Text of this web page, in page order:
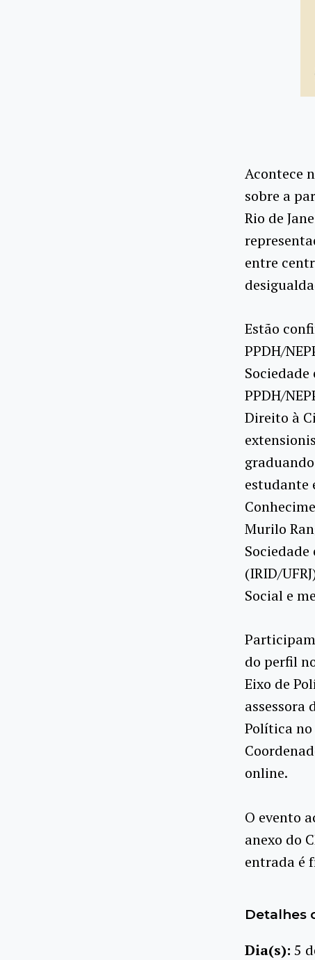
Acontece
sobre a
Rio de
entre
Estão
PPDH/
PPDH/
Direito à
estudante
Murilo
(IRID/
Social e
do perfil
Eixo de
assessora
Política no
online.
O evento
anexo do
entrada é
Detalhes
Dia(s): 5